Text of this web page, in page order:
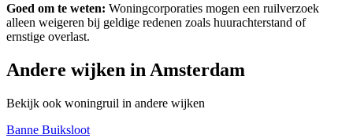
Goed om te weten: Woningcorporaties mogen een ruilverzoek
alleen weigeren bij geldige redenen zoals huurachterstand of
ernstige overlast.
Andere wijken in Amsterdam
Bekijk ook woningruil in andere wijken
Banne Buiksloot